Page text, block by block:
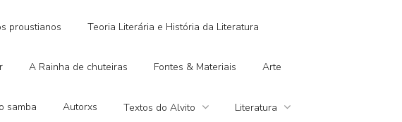
proustianos Teoria Literária e História da Literatura
A Rainha de chuteiras Fontes & Materiais Arte
samba Autorxs Textos do Alvito Literatura